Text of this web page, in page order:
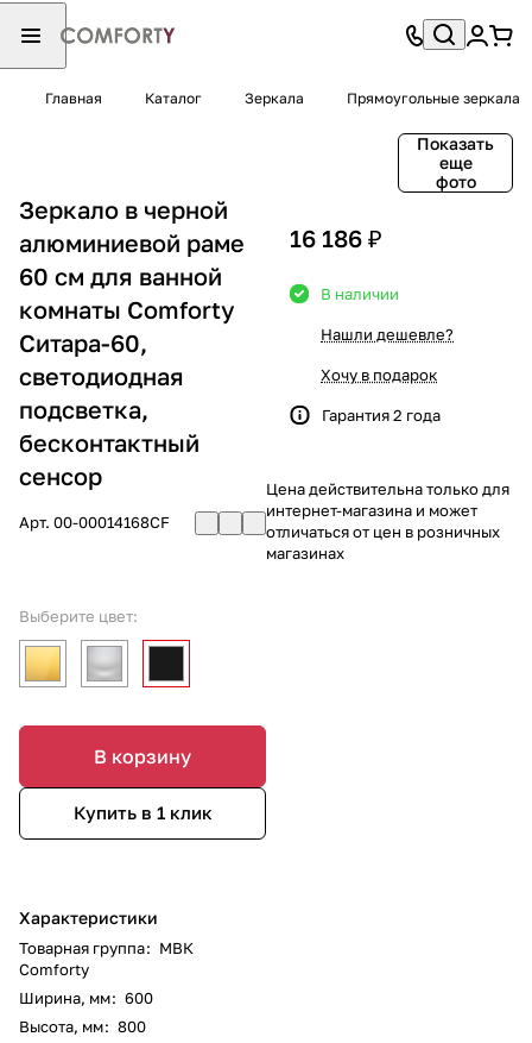
Главная Каталог Зеркала Прямоугольные зеркала
Показать
еще
фото
Зеркало в черной
алюминиевой раме
60 см для ванной
комнаты Comforty
Ситара-60,
светодиодная
подсветка,
бесконтактный
сенсор
Арт. 00-00014168CF
Выберите цвет:
В корзину
Купить в 1 клик
Характеристики
Товарная группа: МВК
Comforty
Ширина, мм: 600
Высота, мм: 800
16 186 ₽
В наличии
Нашли дешевле?
Хочу в подарок
Гарантия 2 года
Цена действительна только для
интернет-магазина и может
отличаться от цен в розничных
магазинах